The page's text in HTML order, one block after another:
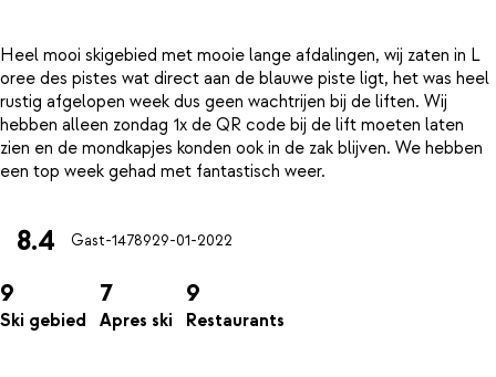
Heel mooi skigebied met mooie lange afdalingen, wij zaten in L
oree des pistes wat direct aan de blauwe piste ligt, het was heel
rustig afgelopen week dus geen wachtrijen bij de liften. Wij
hebben alleen zondag 1x de QR code bij de lift moeten laten
zien en de mondkapjes konden ook in de zak blijven. We hebben
8.4 Gast-1478929-01-2022
9
Ski gebied
7
Apres ski
9
Restaurants